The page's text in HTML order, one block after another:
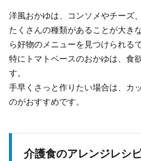
洋風おかゆは、コンソメやチーズ
たくさんの種類があることが大き
ら好物のメニューを見つけられる
特にトマトベースのおかゆは、食
す。
手早くさっと作りたい場合は、カ
のがおすすめです。
介護食のアレンジレシ